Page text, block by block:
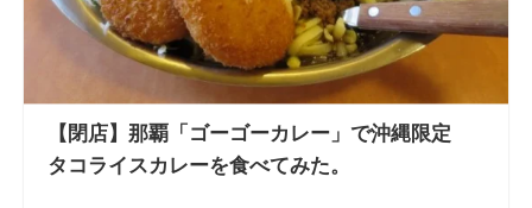
【閉店】那覇「ゴーゴーカレー」で沖縄限定
タコライスカレーを食べてみた。